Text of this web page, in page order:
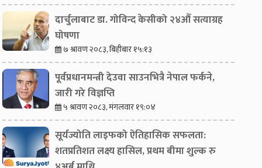
दार्चुलाबाट डा. गोविन्द केसीको २४औँ सत्याग्रह
घोषणा
७ श्रावण २०८३, बिहीबार १५:१३
पूर्वप्रधानमन्त्री देउवा साउनभित्रै नेपाल फर्कने,
जारी गरे विज्ञप्ति
५ श्रावण २०८३, मंगलवार १९:०४
सूर्यज्योति लाइफको ऐतिहासिक सफलता:
शतप्रतिशत लक्ष्य हासिल, प्रथम बीमा शुल्क रु